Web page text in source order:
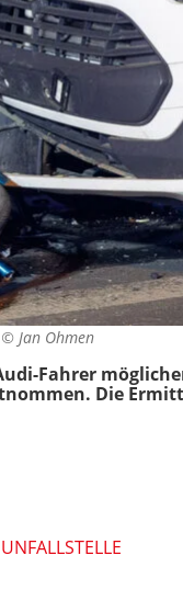
© Jan Ohmen
Fahrer
Die